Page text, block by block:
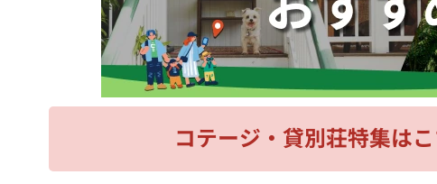
コテージ・貸別荘特集は